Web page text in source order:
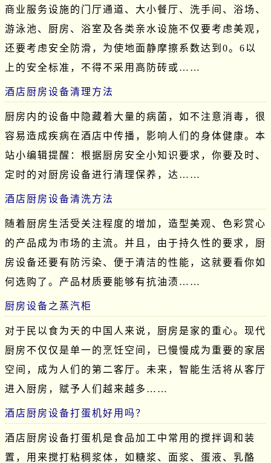
商业服务设施的门厅通道、大小餐厅、洗手间、浴场、
游泳池、厨房、浴室及各类亲水设施不仅要考虑美观，
还要考虑安全防滑，为使地面静摩擦系数达到0。6以
上的安全标准，不得不采用高防砖或……
酒店厨房设备清理方法
厨房内的设备中隐藏着大量的病菌，如不注意消毒，很
容易造成疾病在酒店中传播，影响人们的身体健康。本
站小编辑提醒：根据厨房安全小知识要求，你要及时、
定时的对厨房设备进行清理保养，达……
酒店厨房设备清洗方法
随着厨房生活受关注程度的增加，造型美观、色彩赏心
的产品成为市场的主流。并且，由于持久性的要求，厨
房设备还要有防污染、便于清洁的性能，这就要看你如
何选购了。产品材质要能够有抗油渍……
厨房设备之蒸汽柜
对于民以食为天的中国人来说，厨房是家的重心。现代
厨房不仅仅是单一的烹饪空间，已慢慢成为重要的家居
空间，成为人们的第二客厅。未来，智能生活将从客厅
进入厨房，赋予人们越来越多……
酒店厨房设备打蛋机好用吗？
酒店厨房设备打蛋机是食品加工中常用的搅拌调和装
置，用来搅打粘稠浆体，如糖浆、面浆、蛋液、乳酪